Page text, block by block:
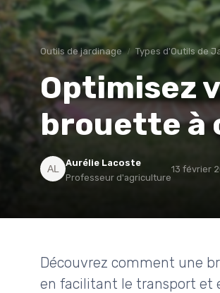
Outils de jardinage Types d'Outils de
Optimisez
brouette à
Aurélie Lacoste
Professeur d'agriculture
13 février
Découvrez comment une
en facilitant le transport et